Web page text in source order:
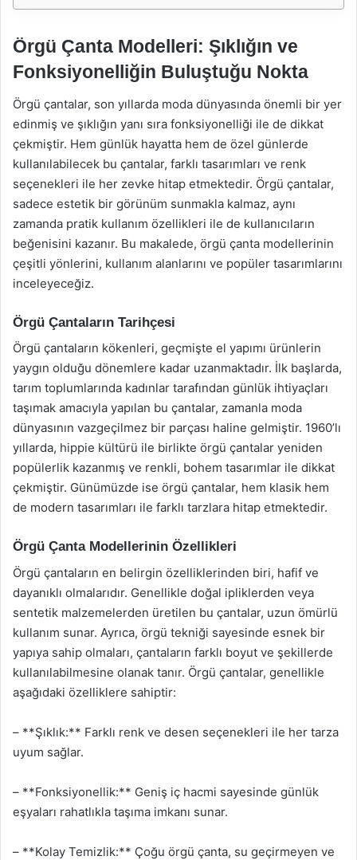
Örgü Çanta Modelleri: Şıklığın ve
Fonksiyonelliğin Buluştuğu Nokta
Örgü çantalar, son yıllarda moda dünyasında önemli bir yer
edinmiş ve şıklığın yanı sıra fonksiyonelliği ile de dikkat
çekmiştir. Hem günlük hayatta hem de özel günlerde
kullanılabilecek bu çantalar, farklı tasarımları ve renk
seçenekleri ile her zevke hitap etmektedir. Örgü çantalar,
sadece estetik bir görünüm sunmakla kalmaz, aynı
zamanda pratik kullanım özellikleri ile de kullanıcıların
beğenisini kazanır. Bu makalede, örgü çanta modellerinin
çeşitli yönlerini, kullanım alanlarını ve popüler tasarımlarını
inceleyeceğiz.
Örgü Çantaların Tarihçesi
Örgü çantaların kökenleri, geçmişte el yapımı ürünlerin
yaygın olduğu dönemlere kadar uzanmaktadır. İlk başlarda,
tarım toplumlarında kadınlar tarafından günlük ihtiyaçları
taşımak amacıyla yapılan bu çantalar, zamanla moda
dünyasının vazgeçilmez bir parçası haline gelmiştir. 1960’lı
yıllarda, hippie kültürü ile birlikte örgü çantalar yeniden
popülerlik kazanmış ve renkli, bohem tasarımlar ile dikkat
çekmiştir. Günümüzde ise örgü çantalar, hem klasik hem
de modern tasarımları ile farklı tarzlara hitap etmektedir.
Örgü Çanta Modellerinin Özellikleri
Örgü çantaların en belirgin özelliklerinden biri, hafif ve
dayanıklı olmalarıdır. Genellikle doğal ipliklerden veya
sentetik malzemelerden üretilen bu çantalar, uzun ömürlü
kullanım sunar. Ayrıca, örgü tekniği sayesinde esnek bir
yapıya sahip olmaları, çantaların farklı boyut ve şekillerde
kullanılabilmesine olanak tanır. Örgü çantalar, genellikle
aşağıdaki özelliklere sahiptir:
– **Şıklık:** Farklı renk ve desen seçenekleri ile her tarza
uyum sağlar.
– **Fonksiyonellik:** Geniş iç hacmi sayesinde günlük
eşyaları rahatlıkla taşıma imkanı sunar.
– **Kolay Temizlik:** Çoğu örgü çanta, su geçirmeyen ve